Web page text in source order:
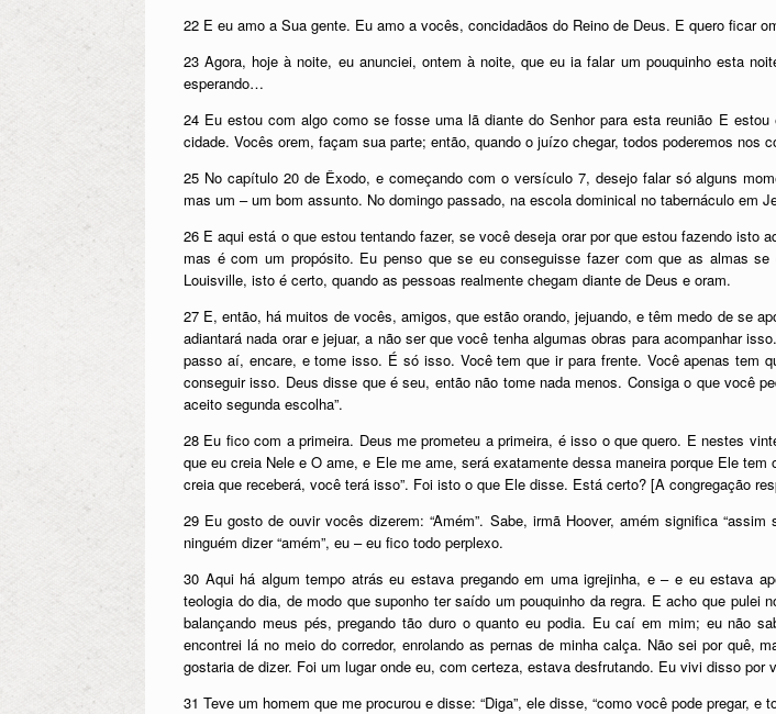
22 E eu amo a Sua gente. Eu amo a vocês, concidadãos do Reino de Deus. E quero ficar
23 Agora, hoje à noite, eu anunciei, ontem à noite, que eu ia falar um pouquinho esta
esperando…
24 Eu estou com algo como se fosse uma lã diante do Senhor para esta reunião E
cidade. Vocês orem, façam sua parte; então, quando o juízo chegar, todos poderemos nos
25 No capítulo 20 de Êxodo, e começando com o versículo 7, desejo falar só alguns
mas um – um bom assunto. No domingo passado, na escola dominical no tabernáculo em
26 E aqui está o que estou tentando fazer, se você deseja orar por que estou fazendo isto
mas é com um propósito. Eu penso que se eu conseguisse fazer com que as almas
Louisville, isto é certo, quando as pessoas realmente chegam diante de Deus e oram.
27 E, então, há muitos de vocês, amigos, que estão orando, jejuando, e têm medo de se
adiantará nada orar e jejuar, a não ser que você tenha algumas obras para acompanhar
passo aí, encare, e tome isso. É só isso. Você tem que ir para frente. Você apenas tem
conseguir isso. Deus disse que é seu, então não tome nada menos. Consiga o que você
aceito segunda escolha”.
28 Eu fico com a primeira. Deus me prometeu a primeira, é isso o que quero. E nestes
que eu creia Nele e O ame, e Ele me ame, será exatamente dessa maneira porque Ele
creia que receberá, você terá isso”. Foi isto o que Ele disse. Está certo? [A congregação
29 Eu gosto de ouvir vocês dizerem: “Amém”. Sabe, irmã Hoover, amém significa
ninguém dizer “amém”, eu – eu fico todo perplexo.
30 Aqui há algum tempo atrás eu estava pregando em uma igrejinha, e – e eu estava
teologia do dia, de modo que suponho ter saído um pouquinho da regra. E acho que
balançando meus pés, pregando tão duro o quanto eu podia. Eu caí em mim; eu não
encontrei lá no meio do corredor, enrolando as pernas de minha calça. Não sei por
gostaria de dizer. Foi um lugar onde eu, com certeza, estava desfrutando. Eu vivi disso por
31 Teve um homem que me procurou e disse: “Diga”, ele disse, “como você pode pregar, e